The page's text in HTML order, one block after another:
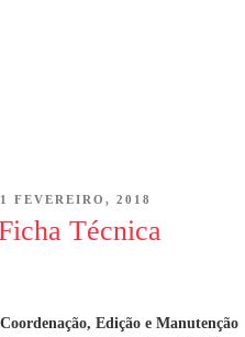
POSTED
1 FEVEREIRO, 2018
Técnica
Coordenação, Edição e Manutenção